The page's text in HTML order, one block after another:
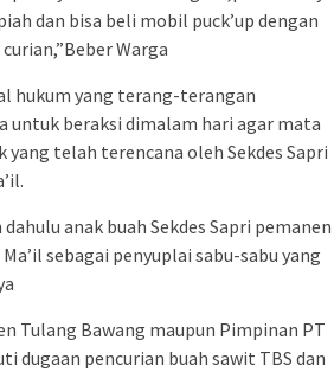
dan bisa beli mobil puck’up dengan
Warga
hukum yang terang-terangan
untuk beraksi dimalam hari agar mata
telah terencana oleh Sekdes Sapri
anak buah Sekdes Sapri pemanen
sebagai penyuplai sabu-sabu yang
Tulang Bawang maupun Pimpinan PT
dugaan pencurian buah sawit TBS dan